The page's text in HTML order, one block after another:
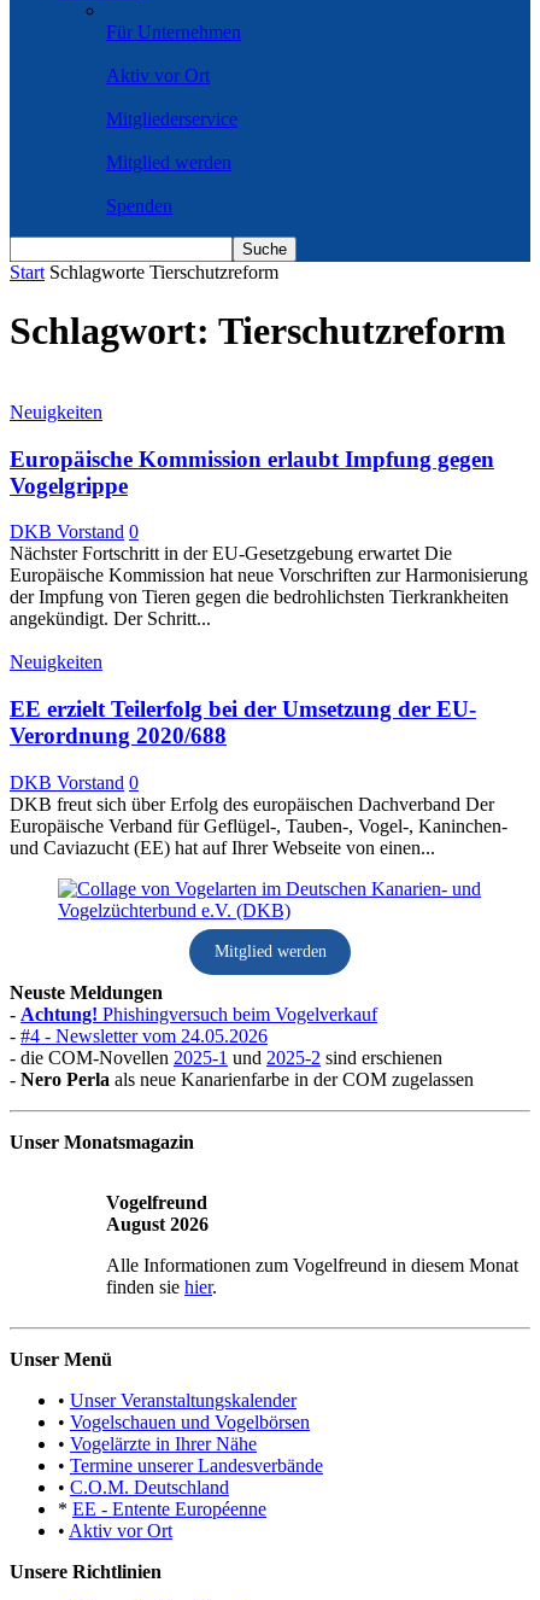
Für Unternehmen
Aktiv vor Ort
Mitgliederservice
Mitglied werden
Spenden
Start Schlagworte Tierschutzreform
Schlagwort: Tierschutzreform
Neuigkeiten
Europäische Kommission erlaubt Impfung gegen
Vogelgrippe
DKB Vorstand 0
Nächster Fortschritt in der EU-Gesetzgebung erwartet Die
Europäische Kommission hat neue Vorschriften zur Harmonisierung
der Impfung von Tieren gegen die bedrohlichsten Tierkrankheiten
angekündigt. Der Schritt...
Neuigkeiten
EE erzielt Teilerfolg bei der Umsetzung der EU-
Verordnung 2020/688
DKB Vorstand 0
DKB freut sich über Erfolg des europäischen Dachverband Der
Europäische Verband für Geflügel-, Tauben-, Vogel-, Kaninchen-
und Caviazucht (EE) hat auf Ihrer Webseite von einen...
Mitglied werden
Neuste Meldungen
- Achtung! Phishingversuch beim Vogelverkauf
- #4 - Newsletter vom 24.05.2026
- die COM-Novellen 2025-1 und 2025-2 sind erschienen
- Nero Perla als neue Kanarienfarbe in der COM zugelassen
Unser Monatsmagazin
Vogelfreund
August 2026
Alle Informationen zum Vogelfreund in diesem Monat
finden sie hier.
Unser Menü
• Unser Veranstaltungskalender
• Vogelschauen und Vogelbörsen
• Vogelärzte in Ihrer Nähe
• Termine unserer Landesverbände
• C.O.M. Deutschland
* EE - Entente Européenne
• Aktiv vor Ort
Unsere Richtlinien